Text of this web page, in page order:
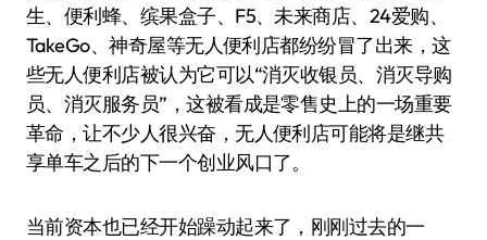
生、便利蜂、缤果盒子、F5、未来商店、24爱购、
TakeGo、神奇屋等无人便利店都纷纷冒了出来，这
些无人便利店被认为它可以“消灭收银员、消灭导购
员、消灭服务员”，这被看成是零售史上的一场重要
革命，让不少人很兴奋，无人便利店可能将是继共
享单车之后的下一个创业风口了。
当前资本也已经开始躁动起来了，刚刚过去的一